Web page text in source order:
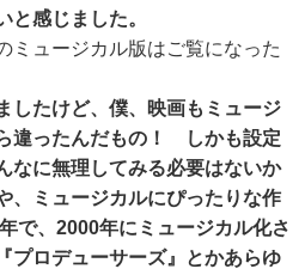
と感じました。
ミュージカル版はご覧になった
したけど、僕、映画もミュージ
違ったんだもの！ しかも設定
なに無理してみる必要はないか
、ミュージカルにぴったりな作
で、2000年にミュージカル化さ
プロデューサーズ』とかあらゆ